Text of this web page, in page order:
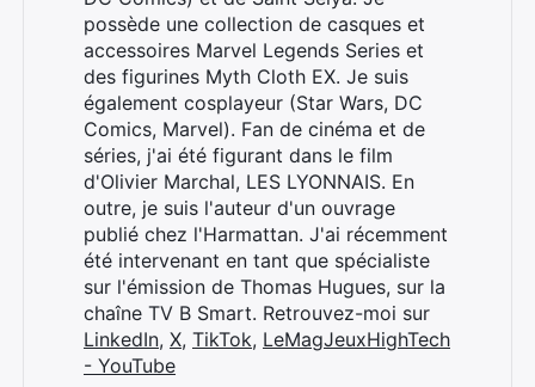
possède une collection de casques et
accessoires Marvel Legends Series et
des figurines Myth Cloth EX. Je suis
également cosplayeur (Star Wars, DC
Comics, Marvel). Fan de cinéma et de
séries, j'ai été figurant dans le film
d'Olivier Marchal, LES LYONNAIS. En
outre, je suis l'auteur d'un ouvrage
publié chez l'Harmattan. J'ai récemment
été intervenant en tant que spécialiste
sur l'émission de Thomas Hugues, sur la
chaîne TV B Smart. Retrouvez-moi sur
LinkedIn, X, TikTok, LeMagJeuxHighTech
- YouTube
Rechercher
: